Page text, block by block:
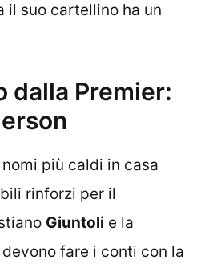
il suo cartellino ha un
dalla Premier:
più caldi in casa
rinforzi per il
Giuntoli e la
fare i conti con la